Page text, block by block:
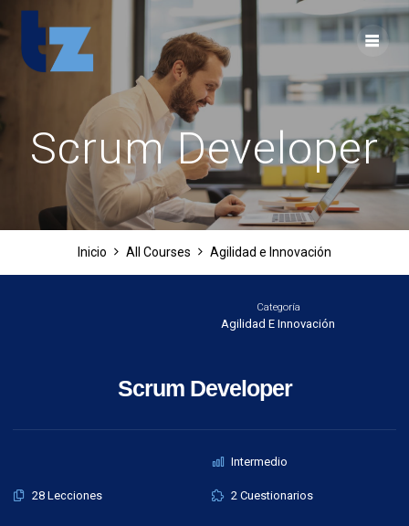
to
content
Scrum Developer
Inicio All Courses Agilidad e Innovación
Categoría
Agilidad E Innovación
Scrum Developer
Intermedio
28 Lecciones 2 Cuestionarios